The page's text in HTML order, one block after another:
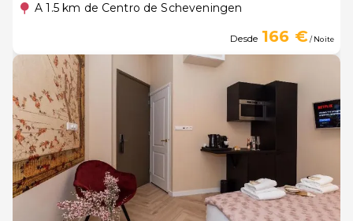
A 1.5 km de Centro de Scheveningen
Desde 166 €/ Noite